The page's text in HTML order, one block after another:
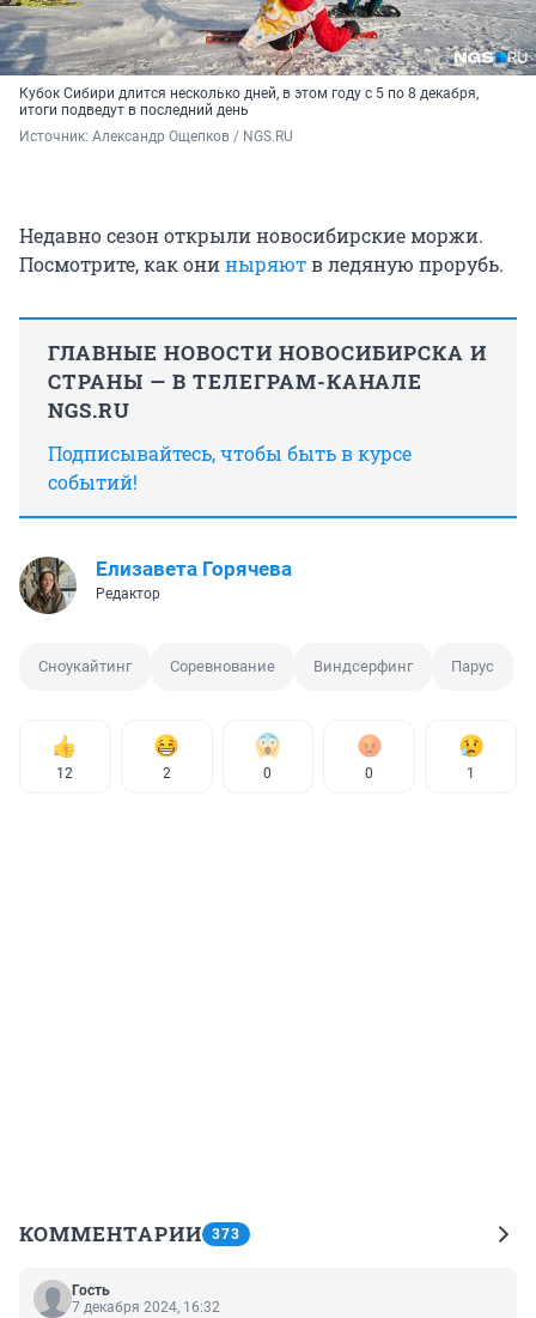
Кубок Сибири длится несколько дней, в этом году с 5 по 8 декабря,
итоги подведут в последний день
Источник: Александр Ощепков / NGS.RU
Недавно сезон открыли новосибирские моржи.
Посмотрите, как ониныряютв ледяную прорубь.
ГЛАВНЫЕ НОВОСТИ НОВОСИБИРСКА И
СТРАНЫ — В ТЕЛЕГРАМ-КАНАЛЕ
NGS.RU
Подписывайтесь, чтобы быть в курсе
событий!
Елизавета Горячева
Редактор
Сноукайтинг Соревнование Виндсерфинг Парус
12 2 0 0 1
КОММЕНТАРИИ 373
Гость
7 декабря 2024, 16:32